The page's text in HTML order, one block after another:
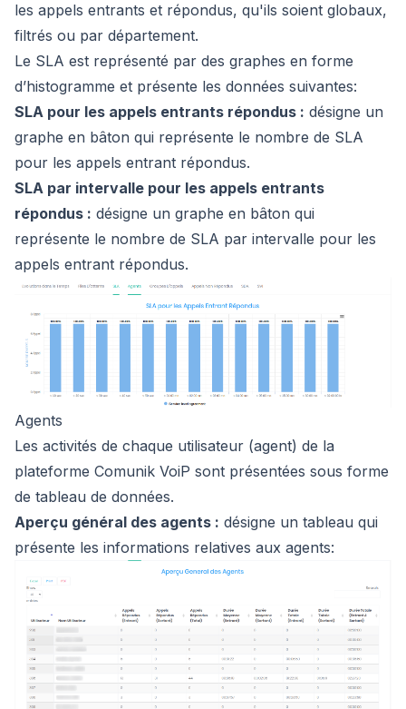
les appels entrants et répondus, qu'ils soient globaux,
filtrés ou par département.
Le SLA est représenté par des graphes en forme
d’histogramme et présente les données suivantes:
SLA pour les appels entrants répondus : désigne un
graphe en bâton qui représente le nombre de SLA
pour les appels entrant répondus.
SLA par intervalle pour les appels entrants
répondus : désigne un graphe en bâton qui
représente le nombre de SLA par intervalle pour les
appels entrant répondus.
Agents
Les activités de chaque utilisateur (agent) de la
plateforme Comunik VoiP sont présentées sous forme
de tableau de données.
Aperçu général des agents : désigne un tableau qui
présente les informations relatives aux agents: